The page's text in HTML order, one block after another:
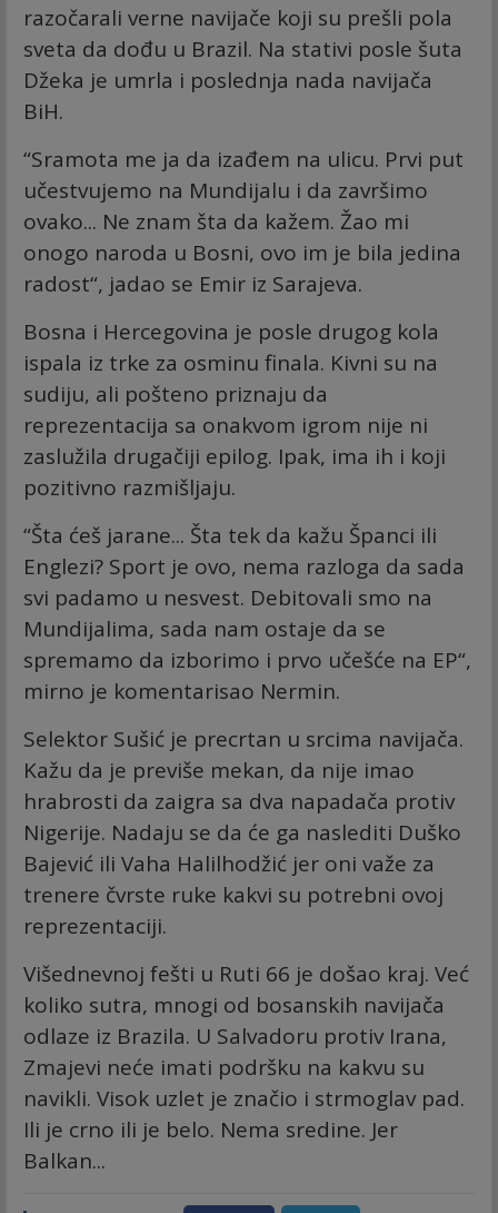
razočarali verne navijače koji su prešli pola
sveta da dođu u Brazil. Na stativi posle šuta
Džeka je umrla i poslednja nada navijača
BiH.
“Sramota me ja da izađem na ulicu. Prvi put
učestvujemo na Mundijalu i da završimo
ovako... Ne znam šta da kažem. Žao mi
onogo naroda u Bosni, ovo im je bila jedina
radost“, jadao se Emir iz Sarajeva.
Bosna i Hercegovina je posle drugog kola
ispala iz trke za osminu finala. Kivni su na
sudiju, ali pošteno priznaju da
reprezentacija sa onakvom igrom nije ni
zaslužila drugačiji epilog. Ipak, ima ih i koji
pozitivno razmišljaju.
“Šta ćeš jarane... Šta tek da kažu Španci ili
Englezi? Sport je ovo, nema razloga da sada
svi padamo u nesvest. Debitovali smo na
Mundijalima, sada nam ostaje da se
spremamo da izborimo i prvo učešće na EP“,
mirno je komentarisao Nermin.
Selektor Sušić je precrtan u srcima navijača.
Kažu da je previše mekan, da nije imao
hrabrosti da zaigra sa dva napadača protiv
Nigerije. Nadaju se da će ga naslediti Duško
Bajević ili Vaha Halilhodžić jer oni važe za
trenere čvrste ruke kakvi su potrebni ovoj
reprezentaciji.
Višednevnoj fešti u Ruti 66 je došao kraj. Već
koliko sutra, mnogi od bosanskih navijača
odlaze iz Brazila. U Salvadoru protiv Irana,
Zmajevi neće imati podršku na kakvu su
navikli. Visok uzlet je značio i strmoglav pad.
Ili je crno ili je belo. Nema sredine. Jer
Balkan...